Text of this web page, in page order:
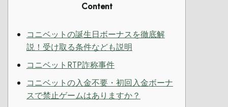
Content
コニベットの誕生日ボーナスを徹底解
説！受け取る条件なども説明
コニベットRTP詐称事件
コニベットの入金不要・初回入金ボーナ
スで禁止ゲームはありますか？